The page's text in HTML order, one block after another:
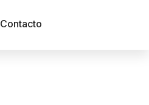
Contacto